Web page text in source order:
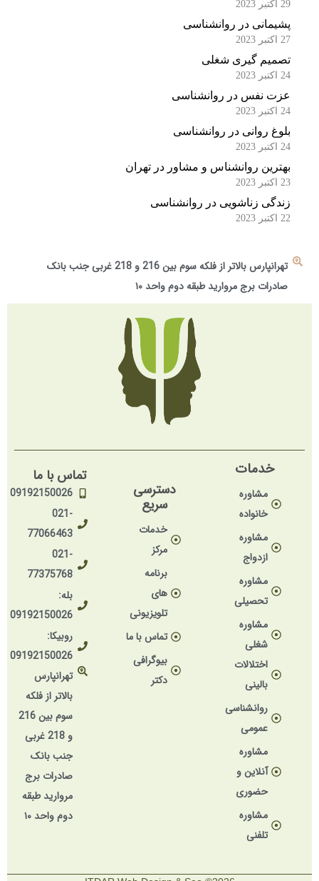
پشیمانی در روانشناسی
تصمیم گیری شغلی
عزت نفس در روانشناسی
بلوغ روانی در روانشناسی
بهترین روانشناس و مشاور در تهران
زندگی زناشویی در روانشناسی
تهرانپارس بالاتر از فلکه سوم بین 216 و 218 غربی جنب بانک
صادرات برج مروارید طبقه دوم واحد ۱۰
خدمات
مشاوره
خانواده
مشاوره
ازدواج
مشاوره
تحصیلی
مشاوره
شغلی
اختلالات
بالینی
روانشناسی
عمومی
مشاوره
آنلاین و
حضوری
مشاوره
تلفنی
دسترسی
سریع
خدمات
مرکز
های
تلویزیونی
تماس با ما
بیوگرافی
دکتر
تماس با ما
09192150026
77066463
77375768
09192150026
روبیکا:
09192150026
تهرانپارس
بالاتر از فلکه
سوم بین 216
و 218 غربی
جنب بانک
صادرات برج
مروارید طبقه
دوم واحد ۱۰